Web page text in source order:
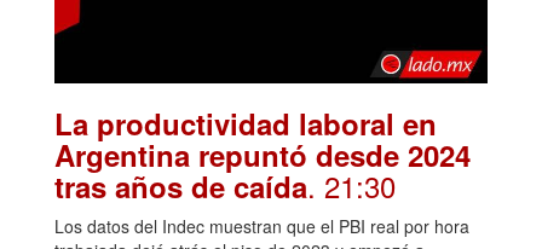
La productividad laboral en
Argentina repuntó desde 2024
tras años de caída. 21:30
Los datos del Indec muestran que el PBI real por hora